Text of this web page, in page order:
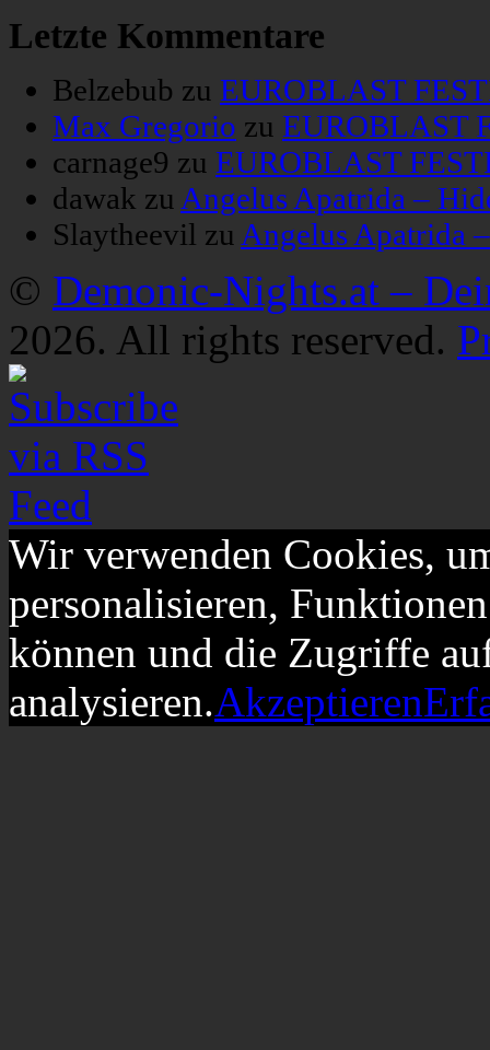
Letzte Kommentare
Belzebub zu EUROBLAST
Max Gregorio zu EUROBLAST
carnage9 zu EUROBLAST
dawak zu Angelus Apatrida –
Slaytheevil zu Angelus Apatrida
© Demonic-Nights.at –
2026. All rights reserved.
Wir verwenden Cookies,
personalisieren,
können und die Zugriffe
analysieren.Akzeptieren